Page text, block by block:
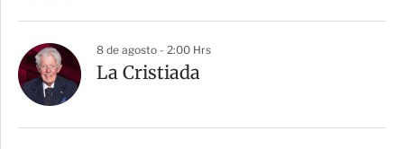
8 de agosto - 2:00 Hrs
La Cristiada